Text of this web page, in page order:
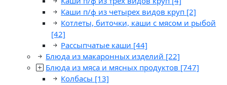
Каши п/ф из четырех видов круп [2]
Котлеты, биточки, каши с мясом и рыбой
[42]
Рассыпчатые каши [44]
Блюда из макаронных изделий [22]
Блюда из мяса и мясных продуктов [747]
Колбасы [13]